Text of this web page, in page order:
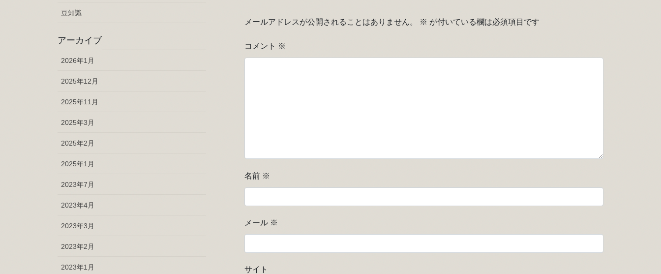
メールアドレスが公開されることはありません。 ※ が付いている欄は必須項目です
コメント ※
名前 ※
メール ※
サイト
豆知識
アーカイブ
2026年1月
2025年12月
2025年11月
2025年3月
2025年2月
2025年1月
2023年7月
2023年4月
2023年3月
2023年2月
2023年1月